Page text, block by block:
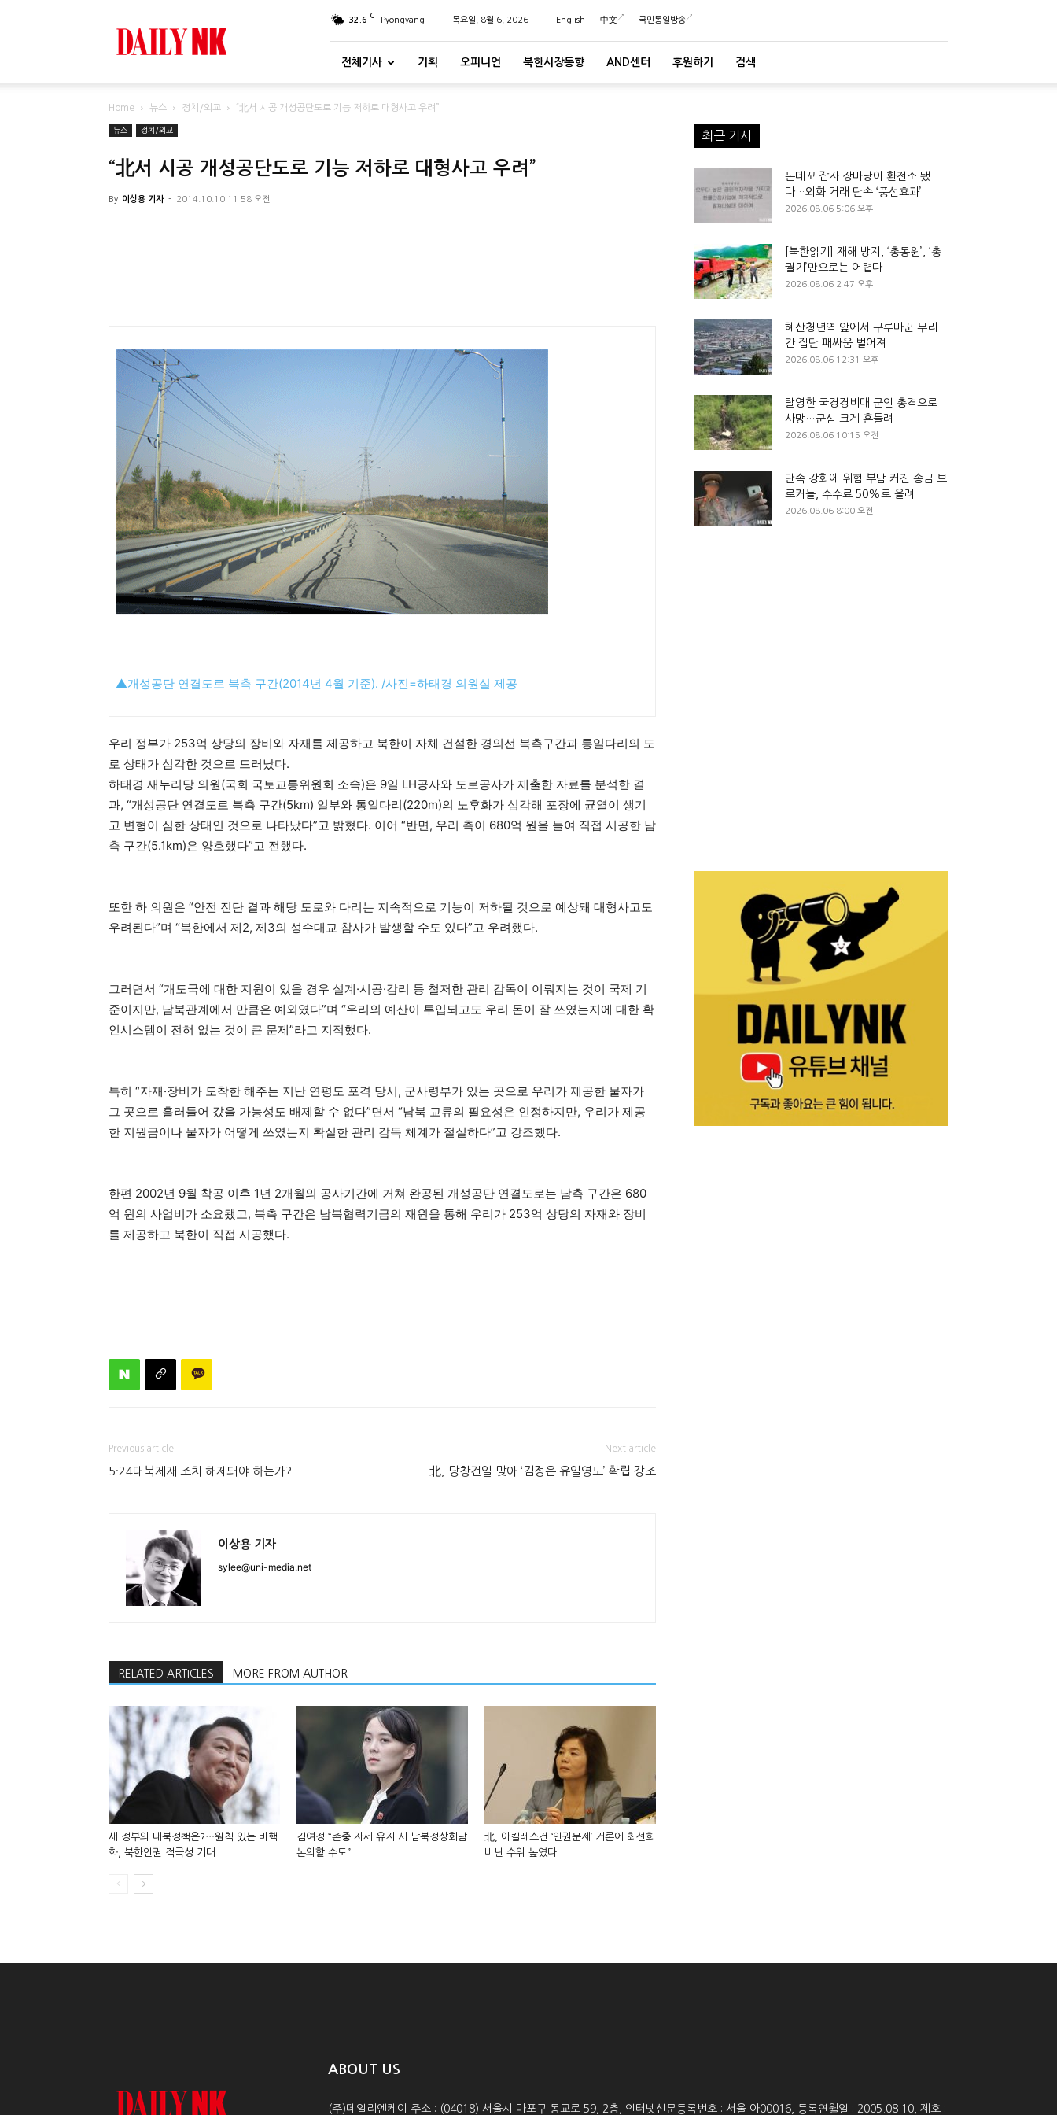
32.6 C Pyongyang 목요일, 8월 6, 2026 English 中文 국민통일방송
전체기사 기획 오피니언 북한시장동향 AND센터 후원하기 검색
Home 뉴스 정치/외교 “北서 시공 개성공단도로 기능 저하로 대형사고 우려”
뉴스 정치/외교
“北서 시공 개성공단도로 기능 저하로 대형사고 우려”
By 이상용 기자 - 2014.10.10 11:58 오전
▲개성공단 연결도로 북측 구간(2014년 4월 기준). /사진=하태경 의원실 제공
우리 정부가 253억 상당의 장비와 자재를 제공하고 북한이 자체 건설한 경의선 북측구간과 통일다리의 도
로 상태가 심각한 것으로 드러났다.
하태경 새누리당 의원(국회 국토교통위원회 소속)은 9일 LH공사와 도로공사가 제출한 자료를 분석한 결
과, “개성공단 연결도로 북측 구간(5km) 일부와 통일다리(220m)의 노후화가 심각해 포장에 균열이 생기
고 변형이 심한 상태인 것으로 나타났다”고 밝혔다. 이어 “반면, 우리 측이 680억 원을 들여 직접 시공한 남
측 구간(5.1km)은 양호했다”고 전했다.
또한 하 의원은 “안전 진단 결과 해당 도로와 다리는 지속적으로 기능이 저하될 것으로 예상돼 대형사고도
우려된다”며 “북한에서 제2, 제3의 성수대교 참사가 발생할 수도 있다”고 우려했다.
그러면서 “개도국에 대한 지원이 있을 경우 설계·시공·감리 등 철저한 관리 감독이 이뤄지는 것이 국제 기
준이지만, 남북관계에서 만큼은 예외였다”며 “우리의 예산이 투입되고도 우리 돈이 잘 쓰였는지에 대한 확
인시스템이 전혀 없는 것이 큰 문제”라고 지적했다.
특히 “자재·장비가 도착한 해주는 지난 연평도 포격 당시, 군사령부가 있는 곳으로 우리가 제공한 물자가
그 곳으로 흘러들어 갔을 가능성도 배제할 수 없다”면서 “남북 교류의 필요성은 인정하지만, 우리가 제공
한 지원금이나 물자가 어떻게 쓰였는지 확실한 관리 감독 체계가 절실하다”고 강조했다.
한편 2002년 9월 착공 이후 1년 2개월의 공사기간에 거쳐 완공된 개성공단 연결도로는 남측 구간은 680
억 원의 사업비가 소요됐고, 북측 구간은 남북협력기금의 재원을 통해 우리가 253억 상당의 자재와 장비
를 제공하고 북한이 직접 시공했다.
Previous article
5·24대북제재 조치 해제돼야 하는가?
Next article
北, 당창건일 맞아 ‘김정은 유일영도’ 확립 강조
이상용 기자
sylee@uni-media.net
RELATED ARTICLES MORE FROM AUTHOR
새 정부의 대북정책은?…원칙 있는 비핵
화, 북한인권 적극성 기대
김여정 “존중 자세 유지 시 남북정상회담
논의할 수도”
北, 아킬레스건 ‘인권문제’ 거론에 최선희
비난 수위 높였다
최근 기사
돈데꼬 잡자 장마당이 환전소 됐
다…외화 거래 단속 ‘풍선효과’
2026.08.06 5:06 오후
[북한읽기] 재해 방지, ‘총동원’, ‘총
궐기’만으로는 어렵다
2026.08.06 2:47 오후
혜산청년역 앞에서 구루마꾼 무리
간 집단 패싸움 벌어져
2026.08.06 12:31 오후
탈영한 국경경비대 군인 총격으로
사망…군심 크게 흔들려
2026.08.06 10:15 오전
단속 강화에 위험 부담 커진 송금 브
로커들, 수수료 50%로 올려
2026.08.06 8:00 오전
ABOUT US
(주)데일리엔케이 주소 : (04018) 서울시 마포구 동교로 59, 2층, 인터넷신문등록번호 : 서울 아00016, 등록연월일 : 2005.08.10, 제호 :